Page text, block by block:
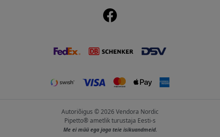
Autoriõigus © 2026 Vendora Nordic
Pipetto® ametlik turustaja Eesti-s
Me ei müü ega jaga teie isikuandmeid.